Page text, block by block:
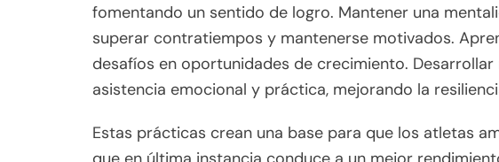
fomentando un sentido de logro. Mantener una
superar contratiempos y mantenerse motivados.
desafíos en oportunidades de crecimiento.
asistencia emocional y práctica, mejorando la
Estas prácticas crean una base para que los atletas